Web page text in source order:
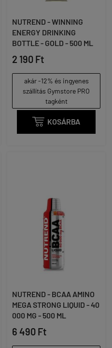
NUTREND - WINNING
ENERGY DRINKING
BOTTLE - GOLD - 500 ML
2 190 Ft
akár -12% és ingyenes
szállítás Gymstore PRO
tagként
 KOSÁRBA
NUTREND - BCAA AMINO
MEGA STRONG LIQUID - 40
000 MG - 500 ML
6 490 Ft